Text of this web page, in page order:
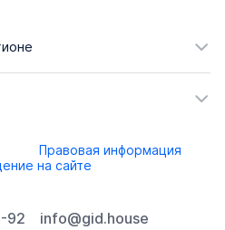
Правовая информация
на сайте
92 info@gid.house